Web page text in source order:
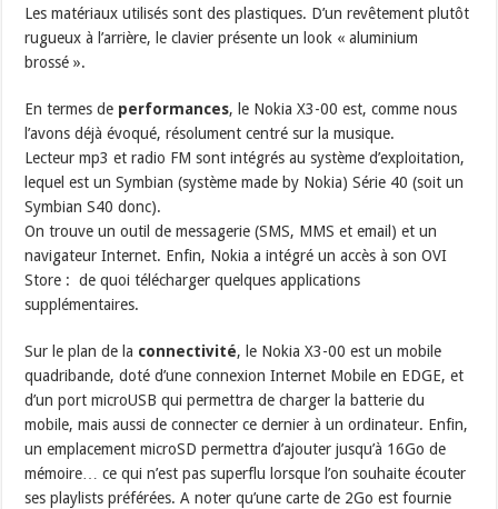
Les matériaux utilisés sont des plastiques. D’un revêtement plutôt
rugueux à l’arrière, le clavier présente un look « aluminium
brossé ».
En termes de performances, le Nokia X3-00 est, comme nous
l’avons déjà évoqué, résolument centré sur la musique.
Lecteur mp3 et radio FM sont intégrés au système d’exploitation,
lequel est un Symbian (système made by Nokia) Série 40 (soit un
Symbian S40 donc).
On trouve un outil de messagerie (SMS, MMS et email) et un
navigateur Internet. Enfin, Nokia a intégré un accès à son OVI
Store : de quoi télécharger quelques applications
supplémentaires.
Sur le plan de la connectivité, le Nokia X3-00 est un mobile
quadribande, doté d’une connexion Internet Mobile en EDGE, et
d’un port microUSB qui permettra de charger la batterie du
mobile, mais aussi de connecter ce dernier à un ordinateur. Enfin,
un emplacement microSD permettra d’ajouter jusqu’à 16Go de
mémoire… ce qui n’est pas superflu lorsque l’on souhaite écouter
ses playlists préférées. A noter qu’une carte de 2Go est fournie